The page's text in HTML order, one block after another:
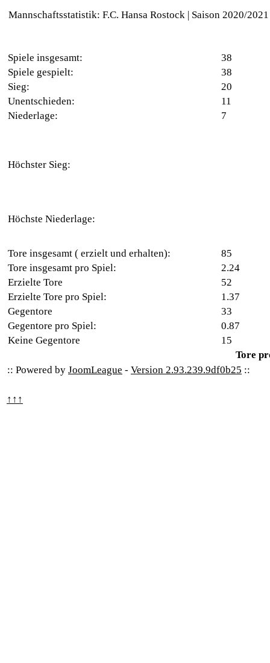
Mannschaftsstatistik: F.C. Hansa Rostock | Saison 2020/2021
Spiele insgesamt:
38
Spiele gespielt:
38
Sieg:
20
Unentschieden:
11
Niederlage:
7
Höchster Sieg:
Höchste Niederlage:
Tore insgesamt ( erzielt und erhalten):
85
Tore insgesamt pro Spiel:
2.24
Erzielte Tore
52
Erzielte Tore pro Spiel:
1.37
Gegentore
33
Gegentore pro Spiel:
0.87
Keine Gegentore
15
Tore
:: Powered by JoomLeague - Version 2.93.239.9df0b25 ::
↑↑↑